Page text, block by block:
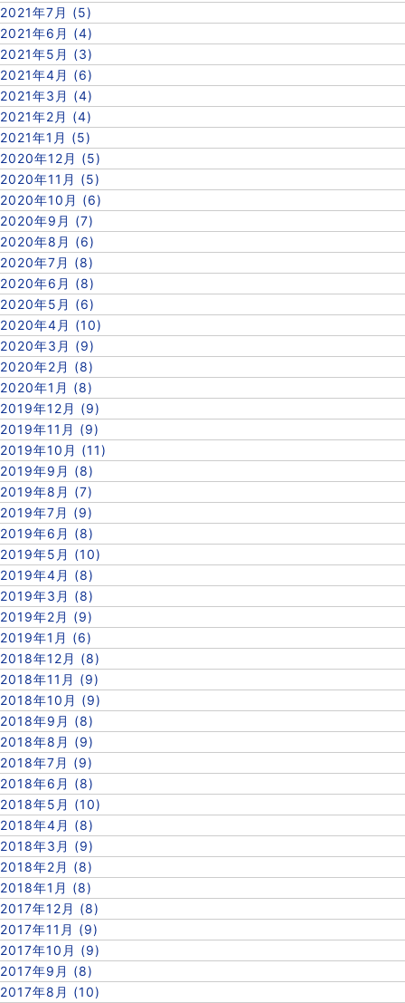
2021年7月 (5)
2021年6月 (4)
2021年5月 (3)
2021年4月 (6)
2021年3月 (4)
2021年2月 (4)
2021年1月 (5)
2020年12月 (5)
2020年11月 (5)
2020年10月 (6)
2020年9月 (7)
2020年8月 (6)
2020年7月 (8)
2020年6月 (8)
2020年5月 (6)
2020年4月 (10)
2020年3月 (9)
2020年2月 (8)
2020年1月 (8)
2019年12月 (9)
2019年11月 (9)
2019年10月 (11)
2019年9月 (8)
2019年8月 (7)
2019年7月 (9)
2019年6月 (8)
2019年5月 (10)
2019年4月 (8)
2019年3月 (8)
2019年2月 (9)
2019年1月 (6)
2018年12月 (8)
2018年11月 (9)
2018年10月 (9)
2018年9月 (8)
2018年8月 (9)
2018年7月 (9)
2018年6月 (8)
2018年5月 (10)
2018年4月 (8)
2018年3月 (9)
2018年2月 (8)
2018年1月 (8)
2017年12月 (8)
2017年11月 (9)
2017年10月 (9)
2017年9月 (8)
2017年8月 (10)